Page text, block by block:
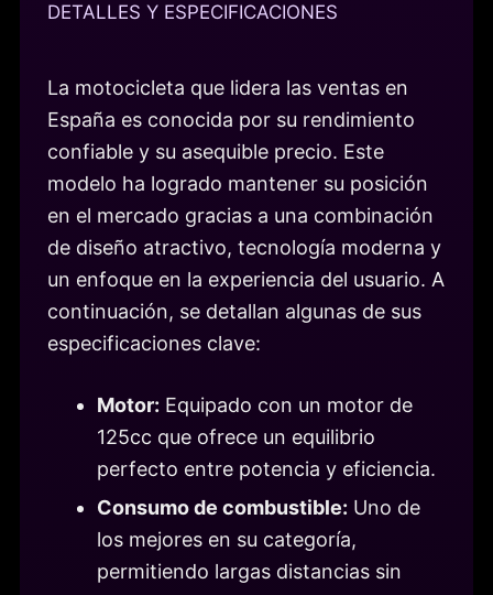
DETALLES Y ESPECIFICACIONES
La motocicleta que lidera las ventas en
España es conocida por su rendimiento
confiable y su asequible precio. Este
modelo ha logrado mantener su posición
en el mercado gracias a una combinación
de diseño atractivo, tecnología moderna y
un enfoque en la experiencia del usuario. A
continuación, se detallan algunas de sus
especificaciones clave:
Motor: Equipado con un motor de
125cc que ofrece un equilibrio
perfecto entre potencia y eficiencia.
Consumo de combustible: Uno de
los mejores en su categoría,
permitiendo largas distancias sin